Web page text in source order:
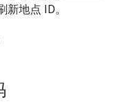
新地点 ID。